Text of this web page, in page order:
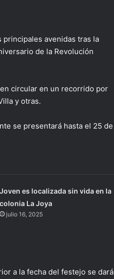
principales avenidas tras la
de la Revolución
circular en un recorrido por
y otras.
se presentará hasta el 25 de
Joven es localizada sin vida en la
colonia La Joya
julio 16, 2025
a la fecha del festejo se dará